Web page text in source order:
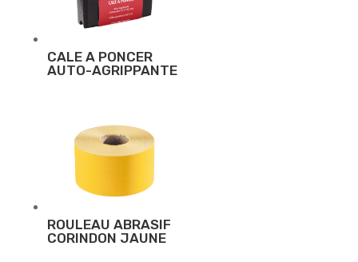
CALE A PONCER
AUTO-AGRIPPANTE
ROULEAU ABRASIF
CORINDON JAUNE